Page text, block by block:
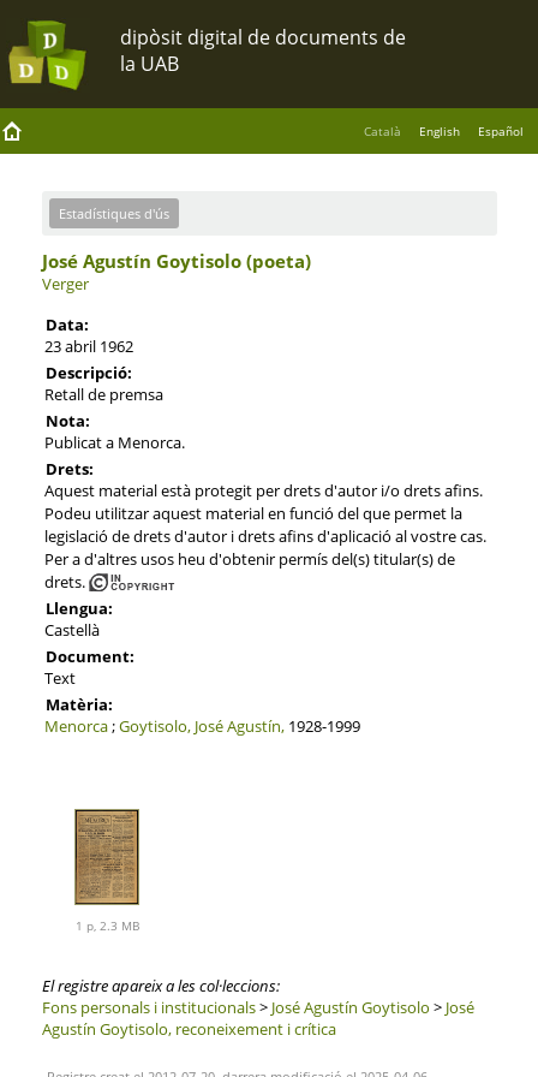
Català English Español
Estadístiques d'ús
José Agustín Goytisolo (poeta)
Verger
Data:
23 abril 1962
Descripció:
Retall de premsa
Nota:
Publicat a Menorca.
Drets:
Aquest material està protegit per drets d'autor i/o drets afins.
Podeu utilitzar aquest material en funció del que permet la
legislació de drets d'autor i drets afins d'aplicació al vostre cas.
Per a d'altres usos heu d'obtenir permís del(s) titular(s) de
drets.
Llengua:
Castellà
Document:
Text
Matèria:
Menorca;Goytisolo, José Agustín,1928-1999
1 p, 2.3 MB
El registre apareix a les col·leccions:
Fons personals i institucionals> José Agustín Goytisolo > José
Agustín Goytisolo, reconeixement i crítica